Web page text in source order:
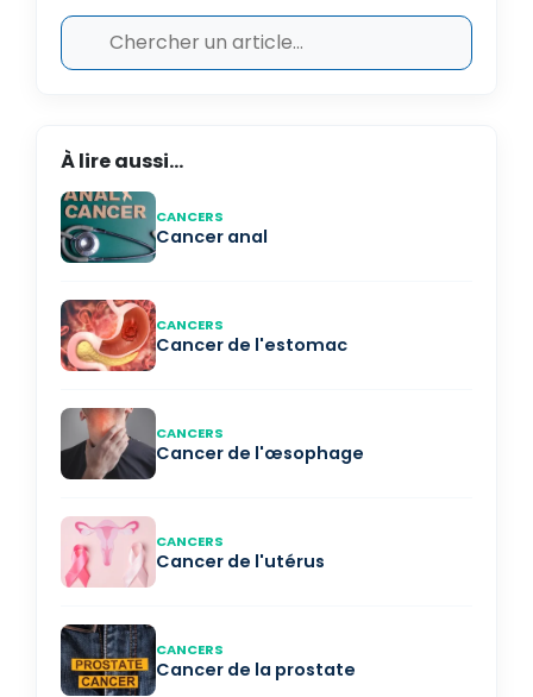
À lire aussi...
CANCERS
Cancer anal
CANCERS
Cancer de l'estomac
CANCERS
Cancer de l'œsophage
CANCERS
Cancer de l'utérus
CANCERS
Cancer de la prostate